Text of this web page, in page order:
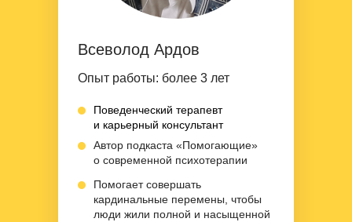
Опыт работы: более 3 лет
Поведенческий терапевт
и карьерный консультант
Автор подкаста «Помогающие»
о современной психотерапии
Помогает совершать
кардинальные перемены, чтобы
люди жили полной и насыщенной
Всеволод Ардов